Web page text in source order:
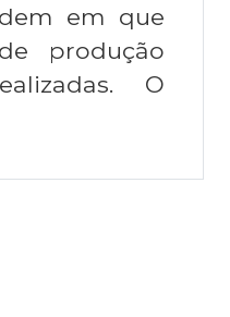
em que
produção
O